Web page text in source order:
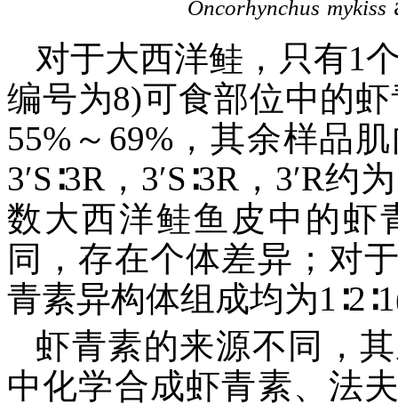
Oncorhynchus mykiss
对于大西洋鲑，只有1
编号为8)可食部位中的虾
55%～69%，其余样品
3′S∶3R，3′S∶3R，3′R
数大西洋鲑鱼皮中的虾
同，存在个体差异；对
青素异构体组成均为
虾青素的来源不同，
中化学合成虾青素、法